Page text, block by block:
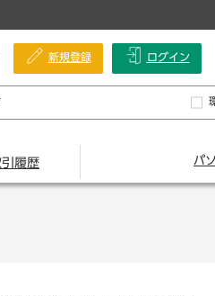
新規登録 ログイン
履歴 パ